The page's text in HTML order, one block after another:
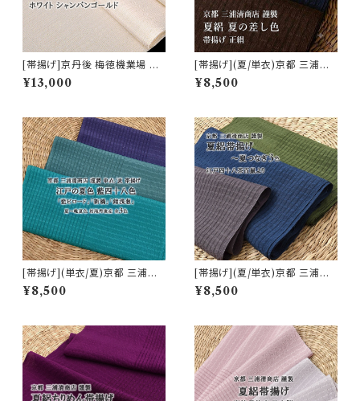
[帯揚げ]京丹後 梅徳機業場 謹
製 金散らし『ホワイトシャンパン
ゴールド』京丹後産 正絹(商品番
¥13,000
[帯揚げ](夏/単衣)京都 三浦清
商店 謹製『夏の差し色』岩滝丹
後ちりめん(商品番号:7460)
¥8,500
[帯揚げ](単衣/夏)京都 三浦清
商店 謹製『江戸の夏色 藍四十
八色』岩滝丹後ちりめん 夏絽(商
¥8,500
[帯揚げ](夏/単衣)京都 三浦清
商店 謹製 江戸四十八茶鼠『夏
つなぎ３色』ちりめん丹後産 正
¥8,500